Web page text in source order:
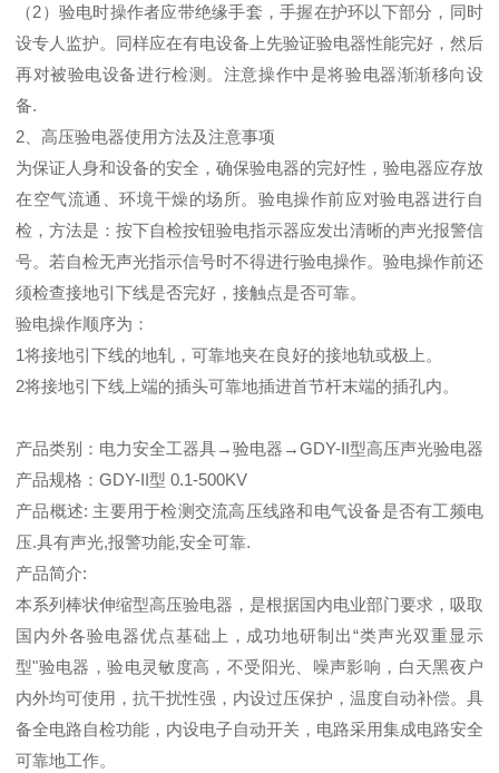
（2）验电时操作者应带绝缘手套，手握在护环以下部分，同时
设专人监护。同样应在有电设备上先验证验电器性能完好，然后
再对被验电设备进行检测。注意操作中是将验电器渐渐移向设
备.
2、高压验电器使用方法及注意事项
为保证人身和设备的安全，确保验电器的完好性，验电器应存放
在空气流通、环境干燥的场所。验电操作前应对验电器进行自
检，方法是：按下自检按钮验电指示器应发出清晰的声光报警信
号。若自检无声光指示信号时不得进行验电操作。验电操作前还
须检查接地引下线是否完好，接触点是否可靠。
验电操作顺序为：
1将接地引下线的地轧，可靠地夹在良好的接地轨或极上。
2将接地引下线上端的插头可靠地插进首节杆末端的插孔内。
产品类别：电力安全工器具→验电器→GDY-II型高压声光验电器
产品规格：GDY-II型 0.1-500KV
产品概述: 主要用于检测交流高压线路和电气设备是否有工频电
压.具有声光,报警功能,安全可靠.
产品简介:
本系列棒状伸缩型高压验电器，是根据国内电业部门要求，吸取
国内外各验电器优点基础上，成功地研制出“类声光双重显示
型"验电器，验电灵敏度高，不受阳光、噪声影响，白天黑夜户
内外均可使用，抗干扰性强，内设过压保护，温度自动补偿。具
备全电路自检功能，内设电子自动开关，电路采用集成电路安全
可靠地工作。